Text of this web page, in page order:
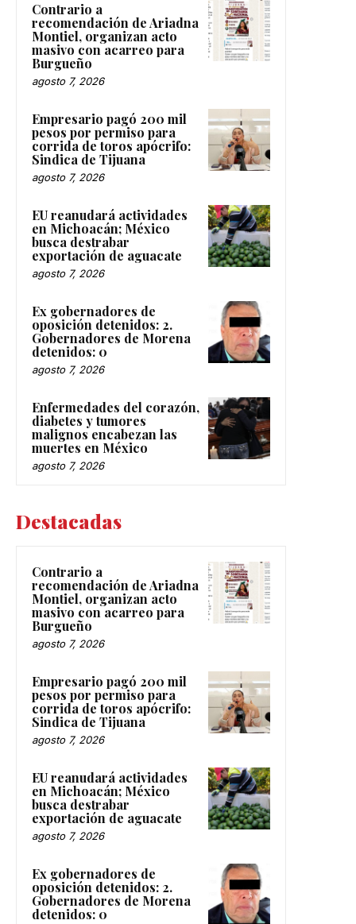
Contrario a
recomendación de Ariadna
Montiel, organizan acto
masivo con acarreo para
Burgueño
agosto 7, 2026
Empresario pagó 200 mil
pesos por permiso para
corrida de toros apócrifo:
Sindica de Tijuana
agosto 7, 2026
EU reanudará actividades
en Michoacán; México
busca destrabar
exportación de aguacate
agosto 7, 2026
Ex gobernadores de
oposición detenidos: 2.
Gobernadores de Morena
detenidos: 0
agosto 7, 2026
Enfermedades del corazón,
diabetes y tumores
malignos encabezan las
muertes en México
agosto 7, 2026
Destacadas
Contrario a
recomendación de Ariadna
Montiel, organizan acto
masivo con acarreo para
Burgueño
agosto 7, 2026
Empresario pagó 200 mil
pesos por permiso para
corrida de toros apócrifo:
Sindica de Tijuana
agosto 7, 2026
EU reanudará actividades
en Michoacán; México
busca destrabar
exportación de aguacate
agosto 7, 2026
Ex gobernadores de
oposición detenidos: 2.
Gobernadores de Morena
detenidos: 0